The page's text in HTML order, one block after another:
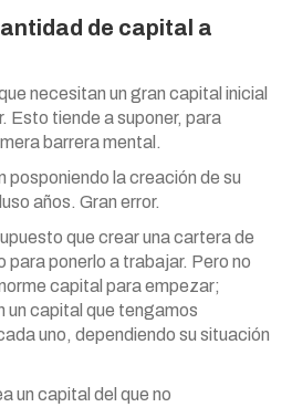
de capital a
necesitan un gran capital inicial
Esto tiende a suponer, para
barrera mental.
posponiendo la creación de su
años. Gran error.
que crear una cartera de
para ponerlo a trabajar. Pero no
capital para empezar;
un capital que tengamos
uno, dependiendo su situación
un capital del que no